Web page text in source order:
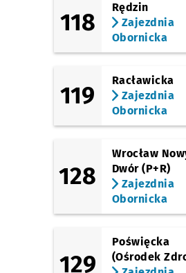
118
Rędzin
Zajezdnia
Obornicka
119
Racławicka
Zajezdnia
Obornicka
128
Wrocław
Dwór (P+R)
Zajezdnia
Obornicka
129
Poświęcka
(Ośrodek